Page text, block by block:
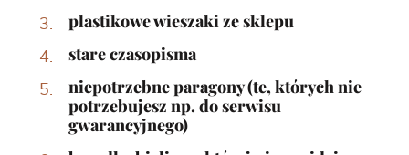
plastikowe wieszaki ze sklepu
stare czasopisma
niepotrzebne paragony (te, których nie
potrzebujesz np. do serwisu
gwarancyjnego)